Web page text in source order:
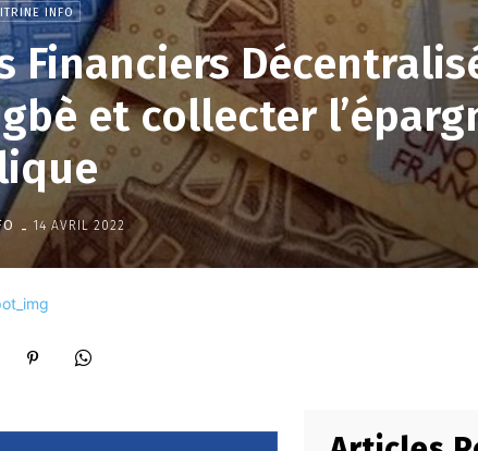
INFO
Financiers
et collecter
- 14 AVRIL 2022